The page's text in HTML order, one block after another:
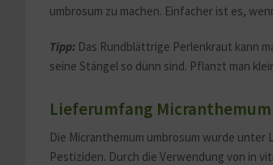
umbrosum zu machen. Einfacher ist es,
Tipp: Das Rundblättrige Perlenkraut kann
seine Stängel so dünn sind. Pflanzt man
Lieferumfang
Die Micranthemum umbrosum wurde
Pestiziden. Durch die Verwendung von in